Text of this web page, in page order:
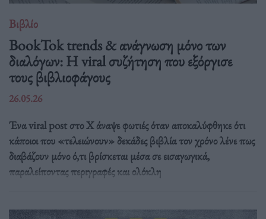
Βιβλίο
BookTok trends & ανάγνωση μόνο των
διαλόγων: Η viral συζήτηση που εξόργισε
τους βιβλιοφάγους
26.05.26
Ένα viral post στο X άναψε φωτιές όταν αποκαλύφθηκε ότι
κάποιοι που «τελειώνουν» δεκάδες βιβλία τον χρόνο λένε πως
διαβάζουν μόνο ό,τι βρίσκεται μέσα σε εισαγωγικά,
παραλείποντας περιγραφές και ολόκλη